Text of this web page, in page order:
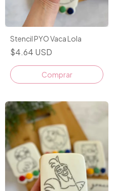
Stencil PYO Vaca Lola
$4.64 USD
Comprar